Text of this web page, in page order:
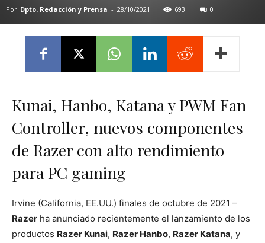
Por Dpto. Redacción y Prensa - 28/10/2021 693 0
Kunai, Hanbo, Katana y PWM Fan
Controller, nuevos componentes
de Razer con alto rendimiento
para PC gaming
Irvine (California, EE.UU.) finales de octubre de 2021 –
Razer ha anunciado recientemente el lanzamiento de los
productos Razer Kunai, Razer Hanbo, Razer Katana, y